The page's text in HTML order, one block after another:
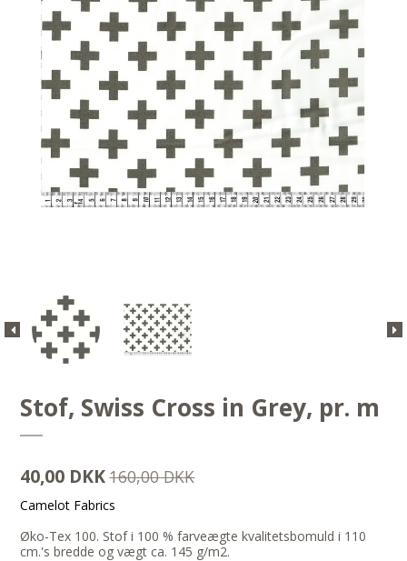
Stof, Swiss Cross in Grey, pr. m
40,00 DKK160,00 DKK
Camelot Fabrics
Øko-Tex 100. Stof i 100 % farveægte kvalitetsbomuld i 110
cm.'s bredde og vægt ca. 145 g/m2.